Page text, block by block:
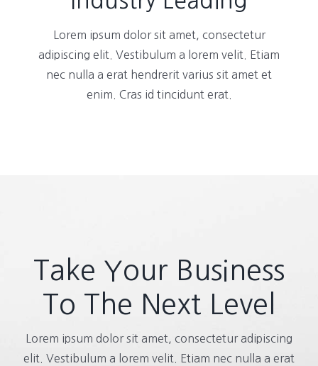
Lorem ipsum dolor sit amet, consectetur
adipiscing elit. Vestibulum a lorem velit. Etiam
nec nulla a erat hendrerit varius sit amet et
enim. Cras id tincidunt erat.
Take Your Business
To The Next Level
Lorem ipsum dolor sit amet, consectetur adipiscing
elit. Vestibulum a lorem velit. Etiam nec nulla a erat